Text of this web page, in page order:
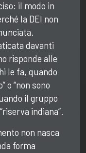
il modo in
la DEI non
davanti
risponde alle
le fa, quando
o “non sono
il gruppo
indiana“.
non nasca
forma